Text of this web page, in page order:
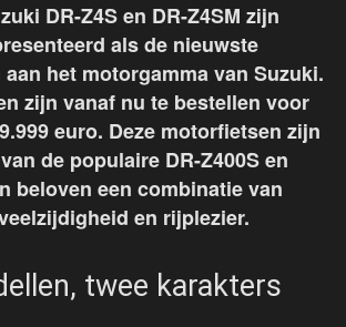
DR-Z4S en DR-Z4SM zijn
als de nieuwste
het motorgamma van Suzuki.
zijn vanaf nu te bestellen voor
euro. Deze motorfietsen zijn
de populaire DR-Z400S en
beloven een combinatie van
en rijplezier.
twee karakters